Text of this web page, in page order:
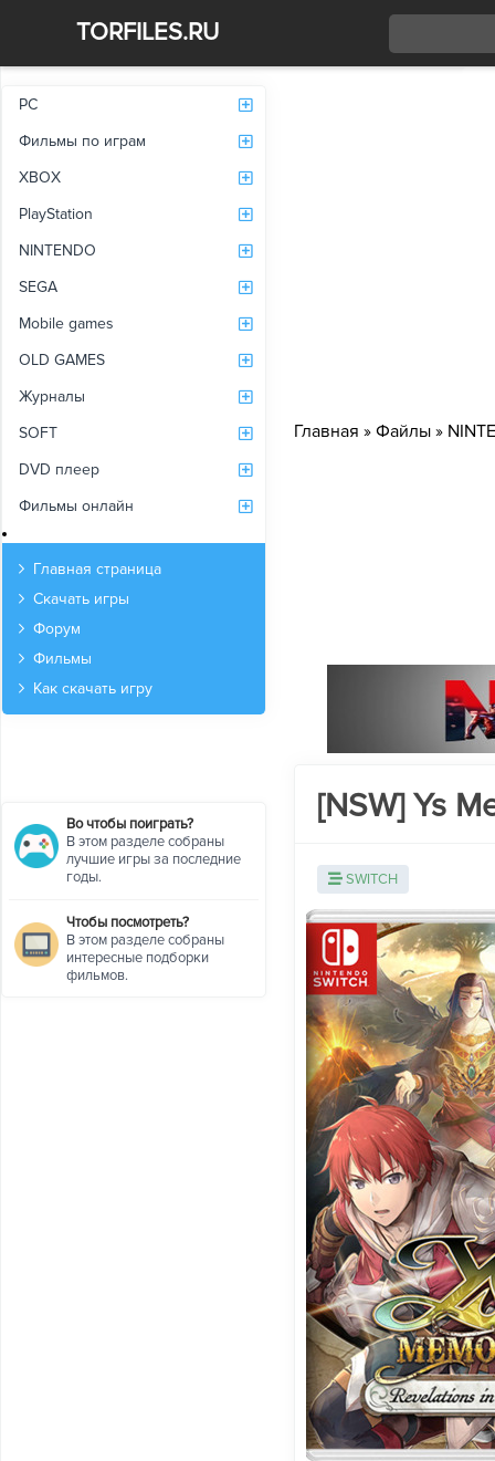
TORFILES.RU
PC
Фильмы по играм
XBOX
PlayStation
NINTENDO
SEGA
Mobile games
OLD GAMES
Журналы
SOFT
DVD плеер
Фильмы онлайн
Главная страница
Скачать игры
Форум
Фильмы
Как скачать игру
Во чтобы поиграть?
В этом разделе собраны
лучшие игры за последние
годы.
Чтобы посмотреть?
В этом разделе собраны
интересные подборки
фильмов.
Главная » Файлы »
[NSW] Ys
SWITCH